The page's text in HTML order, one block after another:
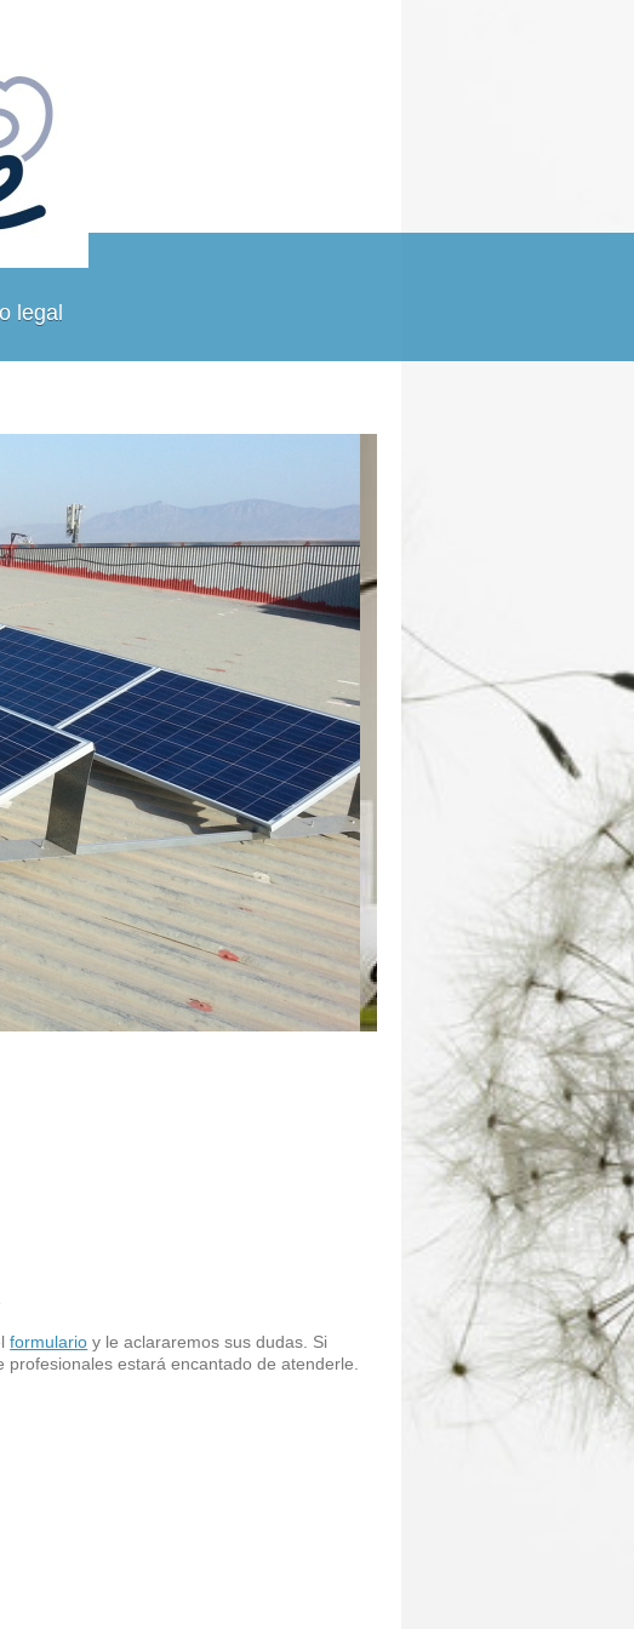
legal
formulario y le aclararemos sus dudas. Si
estará encantado de atenderle.